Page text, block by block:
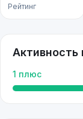
Рейтинг
Активность
1 плюс